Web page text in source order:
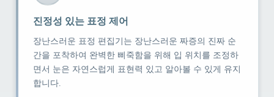
진정성 있는 표정 제어
장난스러운 표정 편집기는 장난스러운 짜증의 진짜 순
간을 포착하여 완벽한 삐죽함을 위해 입 위치를 조정하
면서 눈은 자연스럽게 표현력 있고 알아볼 수 있게 유지
합니다.